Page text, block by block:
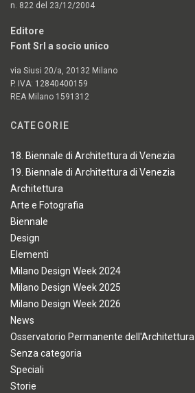
n. 822 del 23/12/2004
Editore
Font Srl a socio unico
via Siusi 20/a, 20132 Milano
P. IVA: 12840400159
REA Milano 1591312
CATEGORIE
18. Biennale di Architettura di Venezia
19. Biennale di Architettura di Venezia
Architettura
Arte e Fotografia
Biennale
Design
Elementi
Milano Design Week 2024
Milano Design Week 2025
Milano Design Week 2026
News
Osservatorio Permanente
Senza categoria
Speciali
Storie